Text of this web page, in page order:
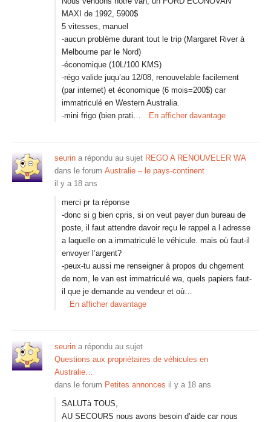
MAXI de 1992, 5900$
5 vitesses, manuel
-aucun problème durant tout le trip (Margaret River à
Melbourne par le Nord)
-économique (10L/100 KMS)
-régo valide juqu’au 12/08, renouvelable facilement
(par internet) et économique (6 mois=200$) car
immatriculé en Western Australia.
-mini frigo (bien prati…
En afficher davantage
seurin a répondu au sujet REGO A RENOUVELER WA
dans le forum Australie – le pays-continent
il y a 18 ans
merci pr ta réponse
-donc si g bien cpris, si on veut payer dun bureau de
poste, il faut attendre davoir reçu le rappel a l adresse
a laquelle on a immatriculé le véhicule. mais où faut-il
envoyer l’argent?
-peux-tu aussi me renseigner à propos du chgement
de nom, le van est immatriculé wa, quels papiers faut-
il que je demande au vendeur et où…
En afficher davantage
seurin a répondu au sujet
Questions aux propriétaires de véhicules en
Australie…
dans le forum Petites annonces il y a 18 ans
SALUTà TOUS,
AU SECOURS nous avons besoin d’aide car nous